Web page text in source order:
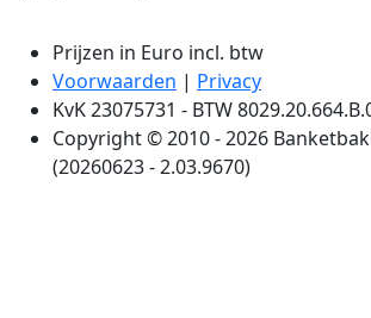
Prijzen in Euro incl. btw
Voorwaarden | Privacy
KvK 23075731 - BTW
Copyright © 2010 - 2026
(20260623 - 2.03.9670)